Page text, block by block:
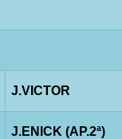
J.VICTOR
J.ENICK (AP.2ª)